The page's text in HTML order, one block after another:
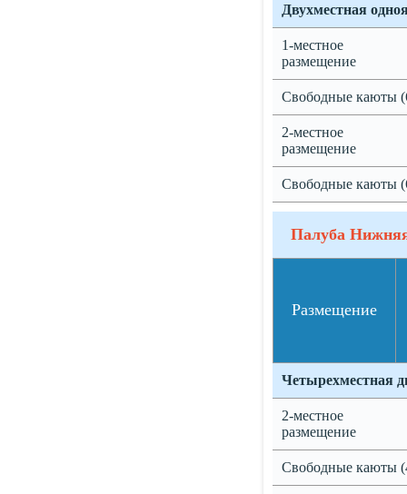
Двухместная
1-местное
размещение
Свободные каюты
2-местное
размещение
Свободные каюты
Палуба
Размещение
Четырехместная
2-местное
размещение
Свободные каюты